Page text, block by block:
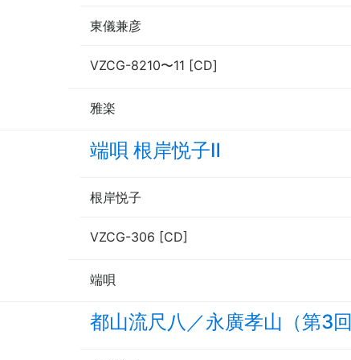
東儀兼彦
VZCG-8210〜11 [CD]
雅楽
端唄 根岸悦子Ⅱ
根岸悦子
VZCG-306 [CD]
端唄
都山流尺八／永廣孝山（第3